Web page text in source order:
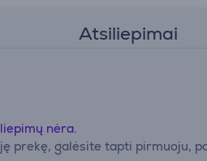
Atsiliepimai
nėra.
prekę, galėsite tapti pirmuoju,